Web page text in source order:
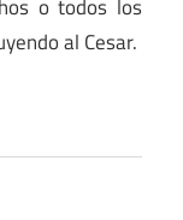
o todos los
al Cesar.